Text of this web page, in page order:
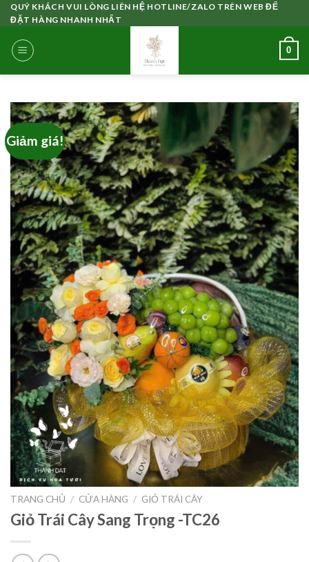
Skip
to
content
QUÝ KHÁCH VUI LÒNG LIÊN HỆ HOTLINE/ZALO TRÊN WEB ĐỂ
ĐẶT HÀNG NHANH NHẤT
0
Giảm giá!
TRANG CHỦ / CỬA HÀNG / GIỎ TRÁI CÂY
Giỏ Trái Cây Sang Trọng -TC26